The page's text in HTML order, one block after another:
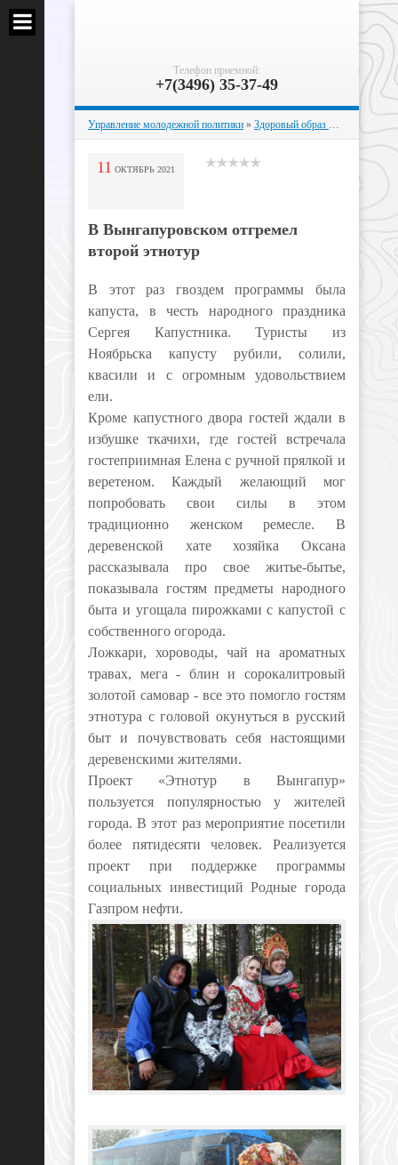
Телефон приемной:
+7(3496) 35-37-49
Управление молодежной политики » Здоровый образ жизни
11 ОКТЯБРЬ 2021
В Вынгапуровском отгремел
второй этнотур
В этот раз гвоздем программы была
капуста, в честь народного праздника
Сергея Капустника. Туристы из
Ноябрьска капусту рубили, солили,
квасили и с огромным удовольствием
ели.
Кроме капустного двора гостей ждали в
избушке ткачихи, где гостей встречала
гостеприимная Елена с ручной прялкой и
веретеном. Каждый желающий мог
попробовать свои силы в этом
традиционно женском ремесле. В
деревенской хате хозяйка Оксана
рассказывала про свое житье-бытье,
показывала гостям предметы народного
быта и угощала пирожками с капустой с
собственного огорода.
Ложкари, хороводы, чай на ароматных
травах, мега - блин и сорокалитровый
золотой самовар - все это помогло гостям
этнотура с головой окунуться в русский
быт и почувствовать себя настоящими
деревенскими жителями.
Проект «Этнотур в Вынгапур»
пользуется популярностью у жителей
города. В этот раз мероприятие посетили
более пятидесяти человек. Реализуется
проект при поддержке программы
социальных инвестиций Родные города
Газпром нефти.⠀